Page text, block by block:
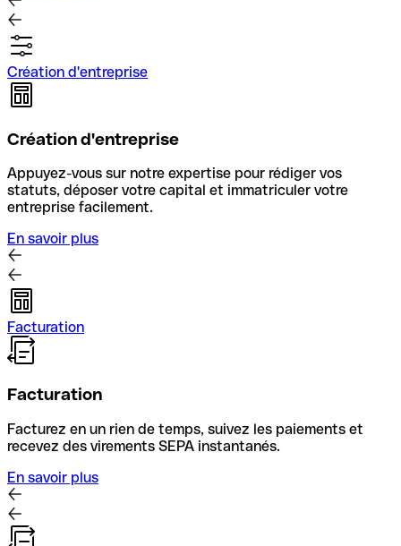
Création d'entreprise
Création d'entreprise
Appuyez-vous sur notre expertise pour rédiger vos
statuts, déposer votre capital et immatriculer votre
entreprise facilement.
En savoir plus
Facturation
Facturation
Facturez en un rien de temps, suivez les paiements et
recevez des virements SEPA instantanés.
En savoir plus